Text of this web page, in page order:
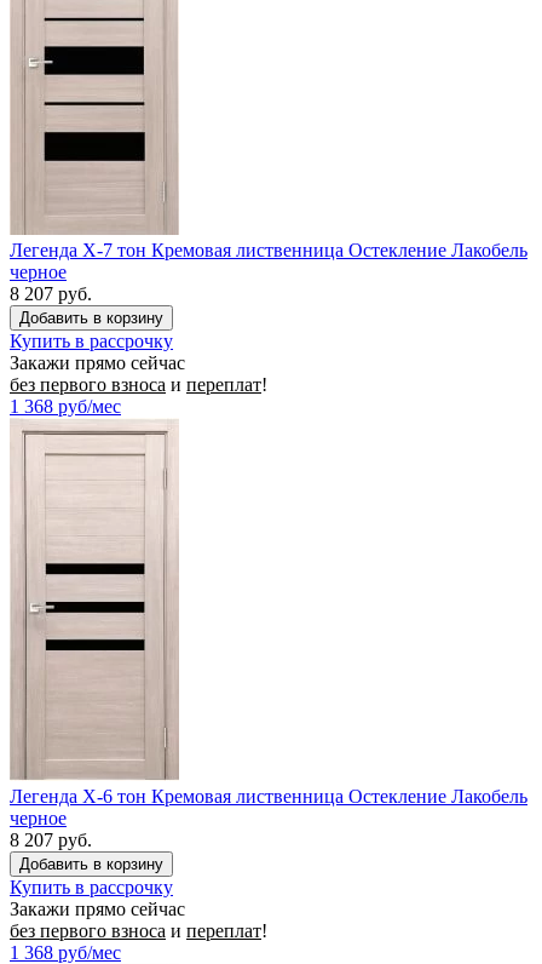
Легенда X-7 тон Кремовая лиственница Остекление Лакобель
черное
8 207 руб.
Купить в рассрочку
Закажи прямо сейчас
без первого взноса и переплат!
1 368 руб/мес
Легенда X-6 тон Кремовая лиственница Остекление Лакобель
черное
8 207 руб.
Купить в рассрочку
Закажи прямо сейчас
без первого взноса и переплат!
1 368 руб/мес